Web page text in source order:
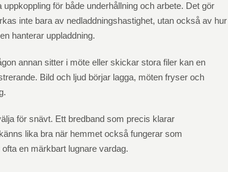
för både underhållning och arbete. Det gör
inte bara av nedladdningshastighet, utan också av hur
hanterar uppladdning.
annan sitter i möte eller skickar stora filer kan en
Bild och ljud börjar lagga, möten fryser och
för snävt. Ett bredband som precis klarar
lika bra när hemmet också fungerar som
en märkbart lugnare vardag.